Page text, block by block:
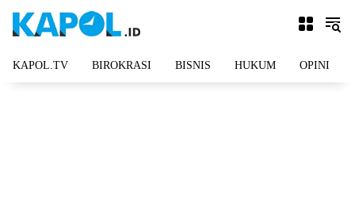
KAPOL.TV BIROKRASI BISNIS HUKUM OPINI